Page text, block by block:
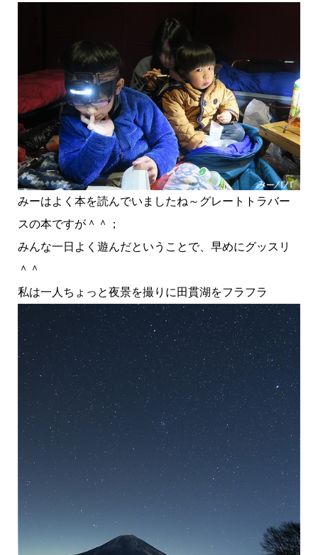
みーはよく本を読んでいましたね～グレートトラバー
スの本ですが＾＾；
みんな一日よく遊んだということで、早めにグッスリ
＾＾
私は一人ちょっと夜景を撮りに田貫湖をフラフラ